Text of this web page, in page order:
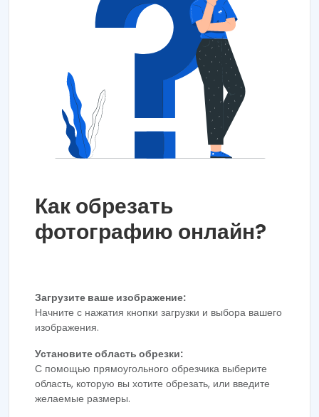
Как обрезать
фотографию онлайн?
Загрузите ваше изображение:
Начните с нажатия кнопки загрузки и выбора вашего
изображения.
Установите область обрезки:
С помощью прямоугольного обрезчика выберите
область, которую вы хотите обрезать, или введите
желаемые размеры.